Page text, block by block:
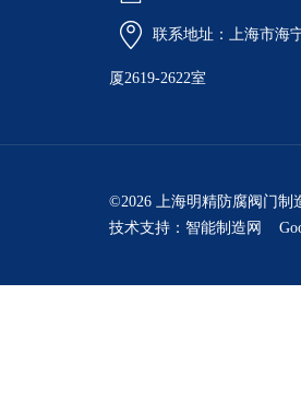
联系地址：上海市海
厦2619-2622室
©2026 上海明精防腐阀门
技术支持： 智能制造网